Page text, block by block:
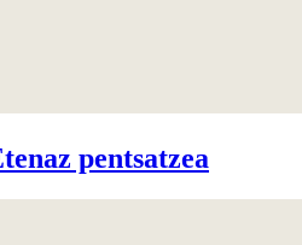
pentsatzea